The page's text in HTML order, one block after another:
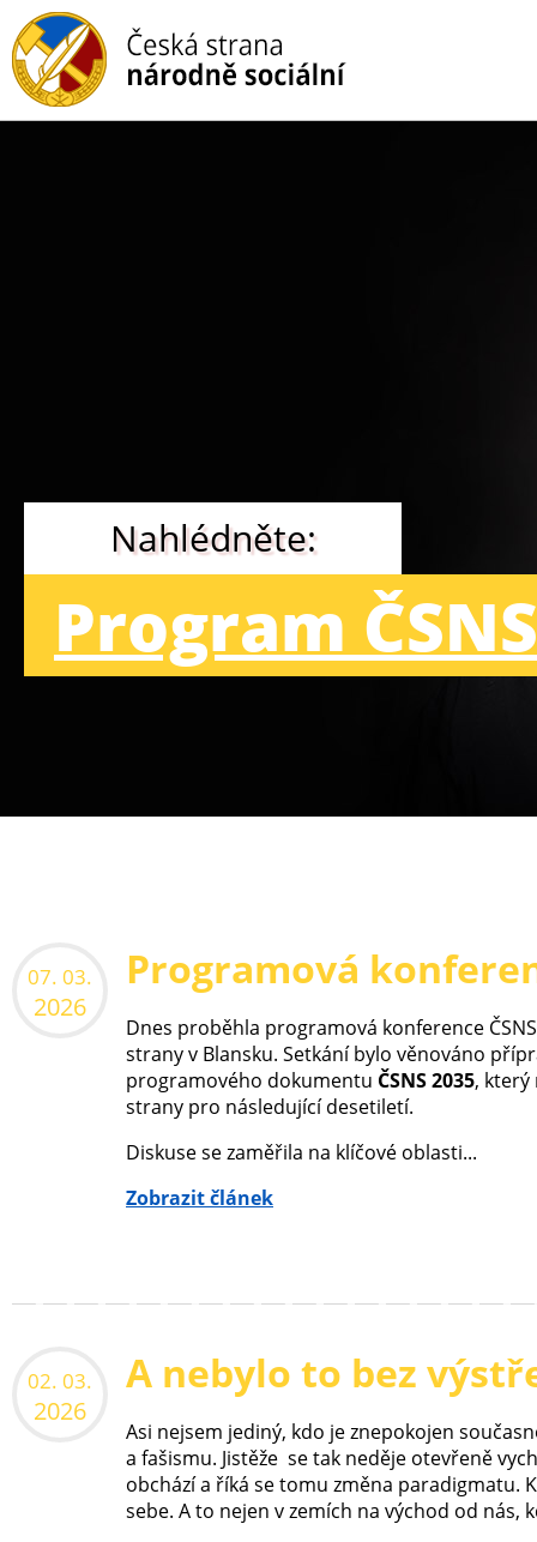
Nahlédněte:
Program
07. 03.
2026
Programová
Dnes proběhla programová konference ČSNS
strany v Blansku. Setkání bylo věnováno
programového dokumentu ČSNS 2035,
strany pro následující desetiletí.
Diskuse se zaměřila na klíčové oblasti...
Zobrazit článek
02. 03.
2026
A nebylo to bez
Asi nejsem jediný, kdo je znepokojen
a fašismu. Jistěže se tak neděje otevřeně
obchází a říká se tomu změna paradigmatu.
sebe. A to nejen v zemích na východ od nás,